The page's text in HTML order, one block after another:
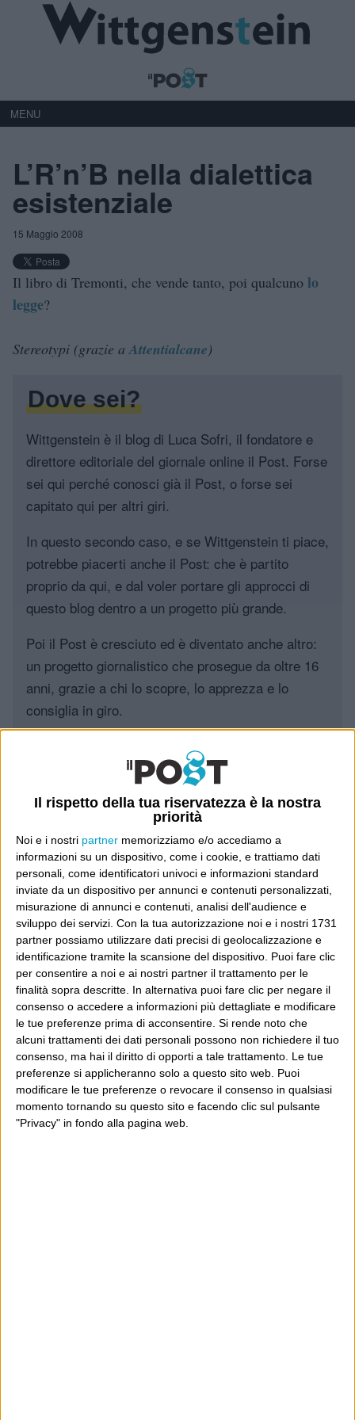
Il rispetto della tua riservatezza è la nostra
priorità
Noi e i nostri partner memorizziamo e/o accediamo a
informazioni su un dispositivo, come i cookie, e trattiamo dati
personali, come identificatori univoci e informazioni standard
inviate da un dispositivo per annunci e contenuti personalizzati,
misurazione di annunci e contenuti, analisi dell'audience e
sviluppo dei servizi. Con la tua autorizzazione noi e i nostri 1731
partner possiamo utilizzare dati precisi di geolocalizzazione e
identificazione tramite la scansione del dispositivo. Puoi fare clic
per consentire a noi e ai nostri partner il trattamento per le
finalità sopra descritte. In alternativa puoi fare clic per negare il
consenso o accedere a informazioni più dettagliate e modificare
le tue preferenze prima di acconsentire. Si rende noto che
alcuni trattamenti dei dati personali possono non richiedere il tuo
consenso, ma hai il diritto di opporti a tale trattamento. Le tue
preferenze si applicheranno solo a questo sito web. Puoi
modificare le tue preferenze o revocare il consenso in qualsiasi
momento tornando su questo sito e facendo clic sul pulsante
"Privacy" in fondo alla pagina web.
MENU
L’R’n’B nella dialettica
esistenziale
15 Maggio 2008
Il libro di Tremonti, che vende tanto, poi qualcuno lo
legge?
Stereotypi (grazie aAttentialcane)
Dove sei?
Wittgenstein è il blog di Luca Sofri, il fondatore e
direttore editoriale del giornale online il Post. Forse
sei qui perché conosci già il Post, o forse sei
capitato qui per altri giri.
In questo secondo caso, e se Wittgenstein ti piace,
potrebbe piacerti anche il Post: che è partito
proprio da qui, e dal voler portare gli approcci di
questo blog dentro a un progetto più grande.
Poi il Post è cresciuto ed è diventato anche altro:
un progetto giornalistico che prosegue da oltre 16
anni, grazie a chi lo scopre, lo apprezza e lo
consiglia in giro.
Leggi il Post, magari ti piace
Luca Sofri Wittgenstein
POST PRECEDENTE
Ciapa su
POST SUCCESSIVO
Generazione di cogliomeni
E per i regali di Natale